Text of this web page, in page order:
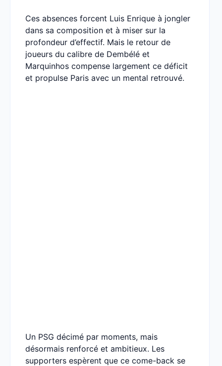
Ces absences forcent Luis Enrique à jongler
dans sa composition et à miser sur la
profondeur d’effectif. Mais le retour de
joueurs du calibre de Dembélé et
Marquinhos compense largement ce déficit
et propulse Paris avec un mental retrouvé.
Un PSG décimé par moments, mais
désormais renforcé et ambitieux. Les
supporters espèrent que ce come-back se